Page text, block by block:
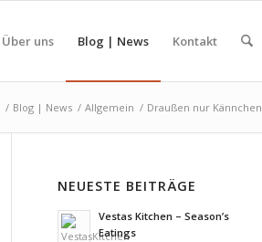
Über uns Blog | News Kontakt
/ Blog | News / Allgemein / Draußen nur Kännchen
NEUESTE BEITRÄGE
Vestas Kitchen – Season’s
Eatings